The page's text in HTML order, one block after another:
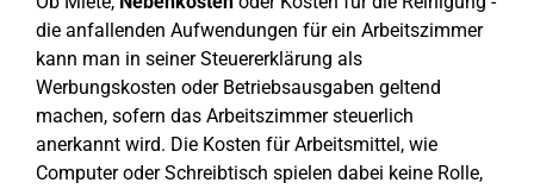
die anfallenden Aufwendungen für ein Arbeitszimmer
kann man in seiner Steuererklärung als
Werbungskosten oder Betriebsausgaben geltend
machen, sofern das Arbeitszimmer steuerlich
anerkannt wird. Die Kosten für Arbeitsmittel, wie
Computer oder Schreibtisch spielen dabei keine Rolle,